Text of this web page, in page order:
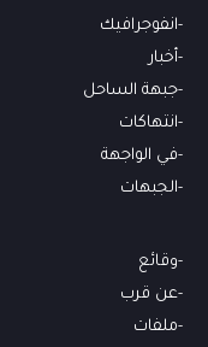
انفوجرافيك
أخبار
جبهة الساحل
انتهاكات
في الواجهة
الجبهات
وقائع
عن قرب
ملفات